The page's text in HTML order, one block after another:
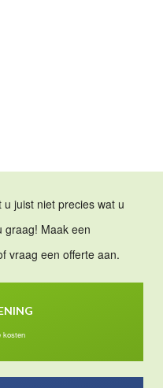
juist niet precies wat u
graag! Maak een
vraag een offerte aan.
kosten